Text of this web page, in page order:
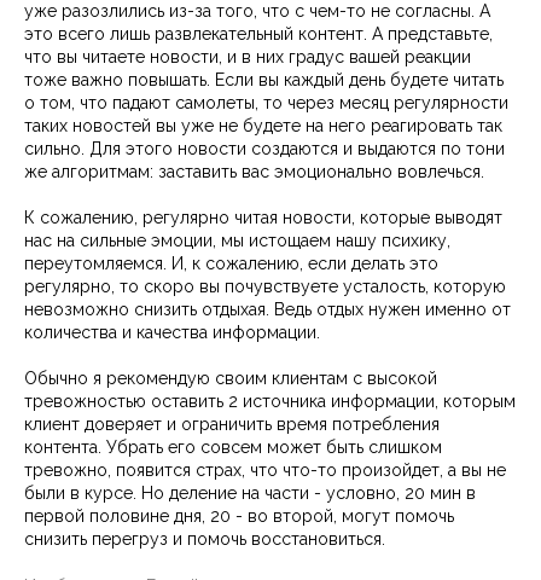
уже разозлились из-за того, что с чем-то не согласны. А
это всего лишь развлекательный контент. А представьте,
что вы читаете новости, и в них градус вашей реакции
тоже важно повышать. Если вы каждый день будете читать
о том, что падают самолеты, то через месяц регулярности
таких новостей вы уже не будете на него реагировать так
сильно. Для этого новости создаются и выдаются по тони
же алгоритмам: заставить вас эмоционально вовлечься.
К сожалению, регулярно читая новости, которые выводят
нас на сильные эмоции, мы истощаем нашу психику,
переутомляемся. И, к сожалению, если делать это
регулярно, то скоро вы почувствуете усталость, которую
невозможно снизить отдыхая. Ведь отдых нужен именно от
количества и качества информации.
Обычно я рекомендую своим клиентам с высокой
тревожностью оставить 2 источника информации, которым
клиент доверяет и ограничить время потребления
контента. Убрать его совсем может быть слишком
тревожно, появится страх, что что-то произойдет, а вы не
были в курсе. Но деление на части - условно, 20 мин в
первой половине дня, 20 - во второй, могут помочь
снизить перегруз и помочь восстановиться.